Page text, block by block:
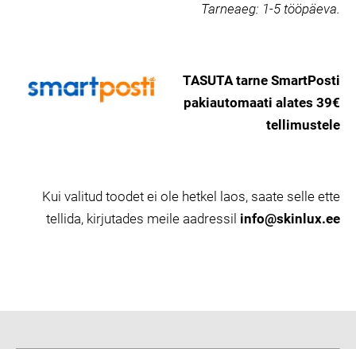
Tarneaeg: 1-5 tööpäeva.
TASUTA tarne SmartPosti
pakiautomaati alates 39€
tellimustele
Kui valitud toodet ei ole hetkel laos, saate selle ette
tellida, kirjutades meile aadressil info@skinlux.ee